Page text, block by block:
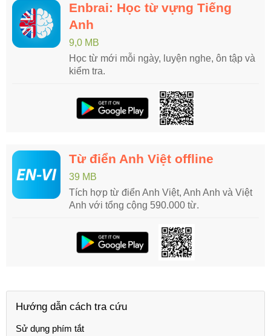
Enbrai: Học từ vựng Tiếng
Anh
9,0 MB
Học từ mới mỗi ngày, luyện nghe, ôn tập và
kiểm tra.
Từ điển Anh Việt offline
39 MB
Tích hợp từ điển Anh Việt, Anh Anh và Việt
Anh với tổng cộng 590.000 từ.
Hướng dẫn cách tra cứu
Sử dụng phím tắt